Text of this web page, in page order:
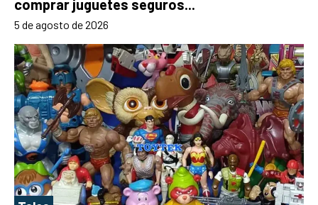
comprar juguetes seguros...
5 de agosto de 2026